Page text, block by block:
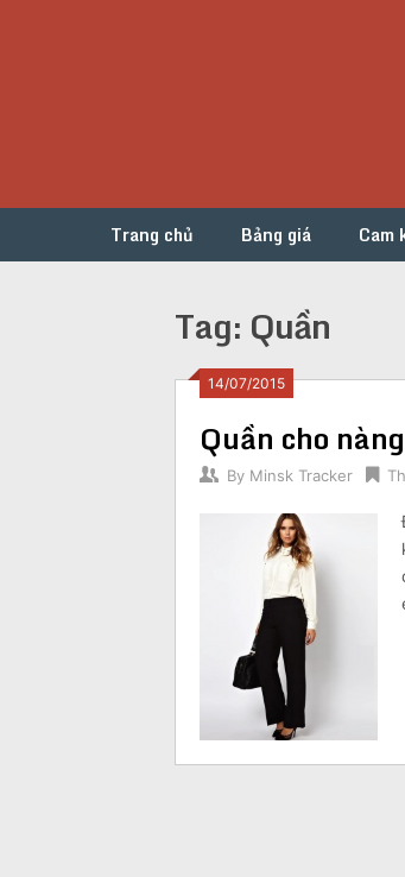
Trang chủ Bảng giá Cam
Tag: Quần
14/07/2015
Quần cho
By Minsk Tracker
Posts
navigation